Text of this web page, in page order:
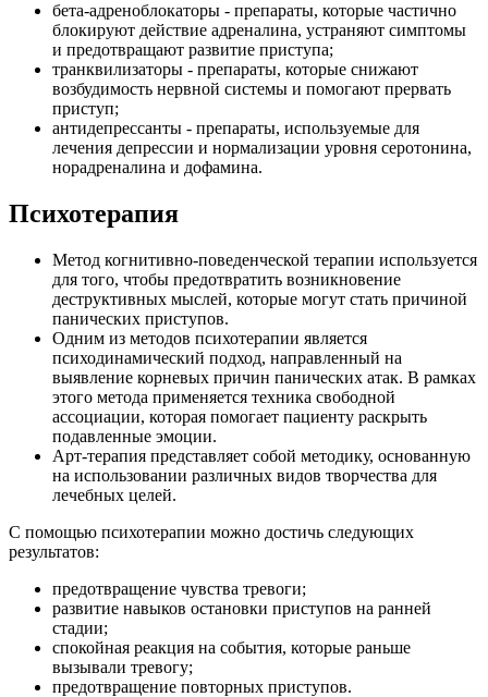
бета-адреноблокаторы - препараты, которые частично
блокируют действие адреналина, устраняют симптомы
и предотвращают развитие приступа;
транквилизаторы - препараты, которые снижают
возбудимость нервной системы и помогают прервать
приступ;
антидепрессанты - препараты, используемые для
лечения депрессии и нормализации уровня серотонина,
норадреналина и дофамина.
Психотерапия
Метод когнитивно-поведенческой терапии используется
для того, чтобы предотвратить возникновение
деструктивных мыслей, которые могут стать причиной
панических приступов.
Одним из методов психотерапии является
психодинамический подход, направленный на
выявление корневых причин панических атак. В рамках
этого метода применяется техника свободной
ассоциации, которая помогает пациенту раскрыть
подавленные эмоции.
Арт-терапия представляет собой методику, основанную
на использовании различных видов творчества для
лечебных целей.
С помощью психотерапии можно достичь следующих
результатов:
предотвращение чувства тревоги;
развитие навыков остановки приступов на ранней
стадии;
спокойная реакция на события, которые раньше
вызывали тревогу;
предотвращение повторных приступов.